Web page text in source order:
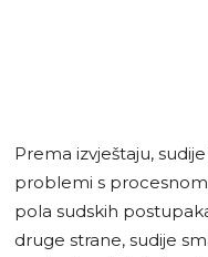
Prema izvještaju,
problemi s
pola sudskih
druge strane, sudije